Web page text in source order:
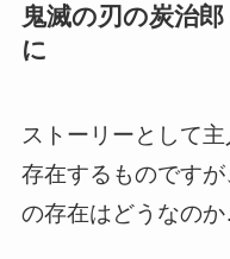
鬼滅の刃の炭治
に
ストーリーとして
存在するものです
の存在はどうなのか